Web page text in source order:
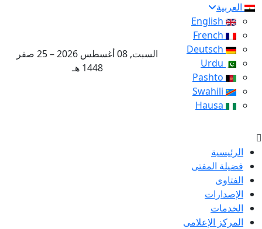
العربية
السبت, 08 أغسطس 2026 – 25 صفر
1448 هـ
الرئيسية
فضيلة المفتى
الفتاوى
الإصدارات
الخدمات
المركز الإعلامى